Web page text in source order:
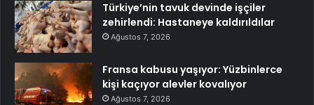
Türkiye’nin tavuk devinde işçiler
zehirlendi: Hastaneye kaldırıldılar
Ağustos 7, 2026
Fransa kabusu yaşıyor: Yüzbinlerce
kişi kaçıyor alevler kovalıyor
Ağustos 7, 2026